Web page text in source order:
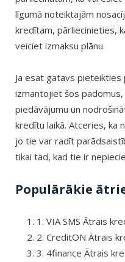
līgumā noteiktajām
kredītam, pārliecinieties,
veiciet izmaksu plānu.
Ja esat gatavs
izmantojiet šos
piedāvājumu un
kredītu laikā. Atceries, ka
jo tie var radīt
tikai tad, kad tie ir
Populārākie
1. VIA SMS Ātrais
2. CreditON Ātrais
3. 4finance Ātrais